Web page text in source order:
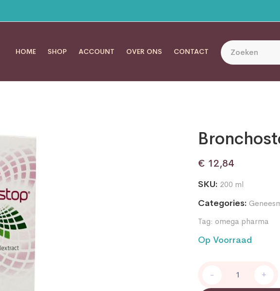
HOME SHOP ACCOUNT OVER ONS CONTACT
€ 12,84
SKU: 200 ml
Categories:
Tag: omega pharma
Op Voorraad
Hoestdrank
quantity
- +